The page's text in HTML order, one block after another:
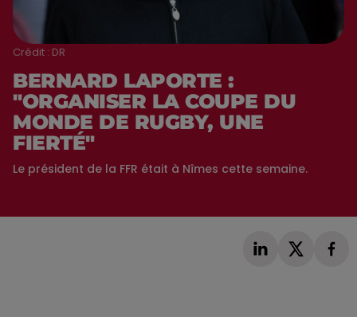
Crédit : DR
BERNARD LAPORTE :
"ORGANISER LA COUPE DU
MONDE DE RUGBY, UNE
FIERTÉ"
Le président de la FFR était à Nîmes cette semaine.